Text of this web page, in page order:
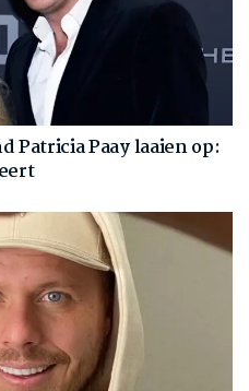
Patricia Paay laaien op: